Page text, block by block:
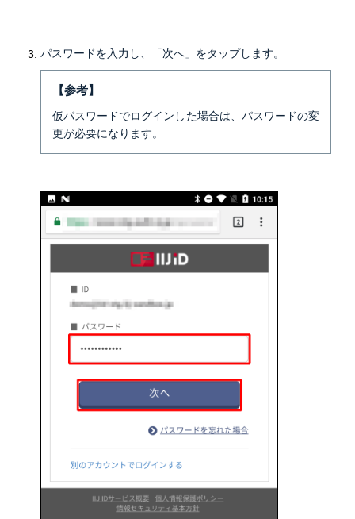
パスワードを入力し、「次へ」をタップします。
【参考】
仮パスワードでログインした場合は、パスワードの変
更が必要になります。